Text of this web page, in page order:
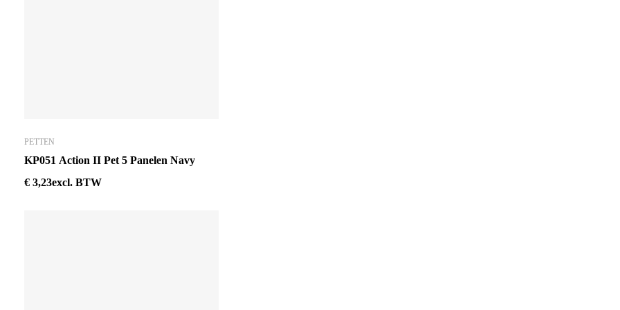
PETTEN
KP051 Action II Pet 5 Panelen Navy
€ 3,23excl. BTW